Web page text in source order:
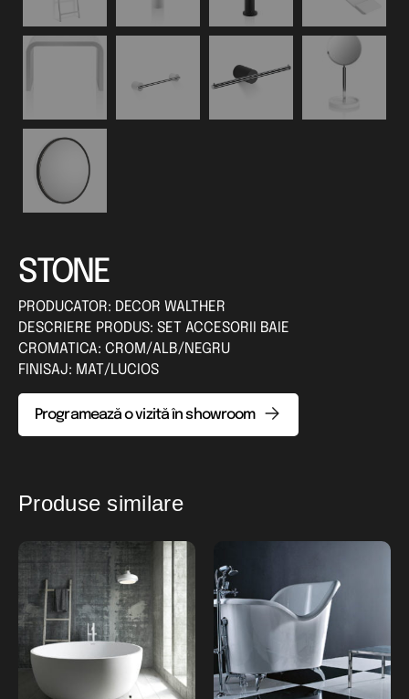
STONE
PRODUCATOR: DECOR WALTHER
DESCRIERE PRODUS: SET ACCESORII BAIE
CROMATICA: CROM/ALB/NEGRU
FINISAJ: MAT/LUCIOS
Programează o vizită în showroom
Produse similare